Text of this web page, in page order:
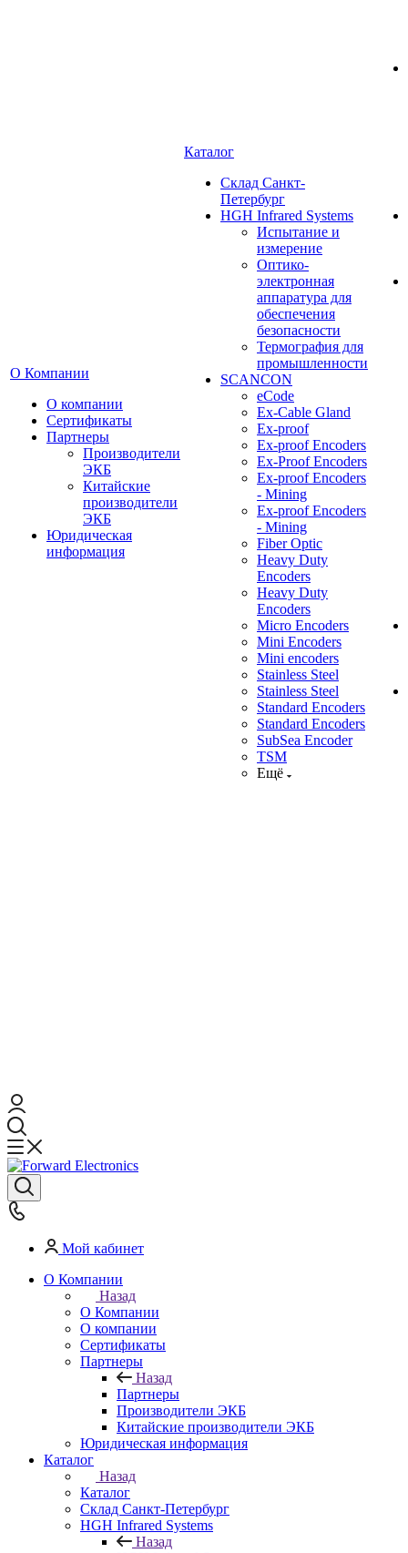
О Компании
О компании
Сертификаты
Партнеры
Производители
ЭКБ
Китайские
производители
ЭКБ
Юридическая
информация
Каталог
Cклад Санкт-
Петербург
HGH Infrared Systems
Испытание и
измерение
Оптико-
электронная
аппаратура для
обеспечения
безопасности
Термография для
промышленности
SCANCON
eCode
Ex-Cable Gland
Ex-proof
Ex-proof Encoders
Ex-Proof Encoders
Ex-proof Encoders
- Mining
Ex-proof Encoders
- Mining
Fiber Optic
Heavy Duty
Encoders
Heavy Duty
Encoders
Micro Encoders
Mini Encoders
Mini encoders
Stainless Steel
Stainless Steel
Standard Encoders
Standard Encoders
SubSea Encoder
TSM
Ещё
Мой кабинет
О Компании
Назад
О Компании
О компании
Сертификаты
Партнеры
Назад
Партнеры
Производители ЭКБ
Китайские производители ЭКБ
Юридическая информация
Каталог
Назад
Каталог
Cклад Санкт-Петербург
HGH Infrared Systems
Назад